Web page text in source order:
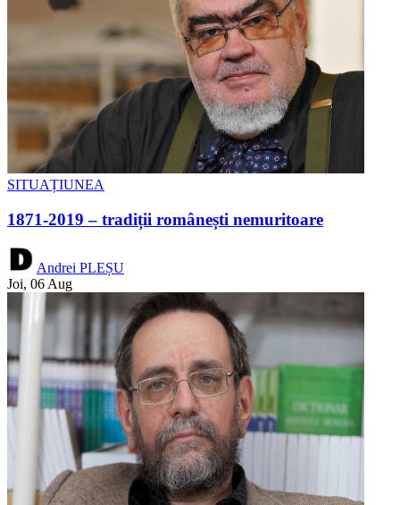
SITUAȚIUNEA
1871-2019 – tradiții românești nemuritoare
Andrei PLEȘU
Joi, 06 Aug